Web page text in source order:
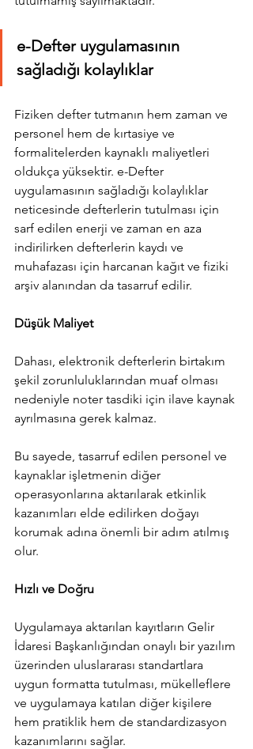
e-Defter uygulamasının
sağladığı kolaylıklar
Fiziken defter tutmanın hem zaman ve
personel hem de kırtasiye ve
formalitelerden kaynaklı maliyetleri
oldukça yüksektir. e-Defter
uygulamasının sağladığı kolaylıklar
neticesinde defterlerin tutulması için
sarf edilen enerji ve zaman en aza
indirilirken defterlerin kaydı ve
muhafazası için harcanan kağıt ve fiziki
arşiv alanından da tasarruf edilir.
Düşük Maliyet
Dahası, elektronik defterlerin birtakım
şekil zorunluluklarından muaf olması
nedeniyle noter tasdiki için ilave kaynak
ayrılmasına gerek kalmaz.
Bu sayede, tasarruf edilen personel ve
kaynaklar işletmenin diğer
operasyonlarına aktarılarak etkinlik
kazanımları elde edilirken doğayı
korumak adına önemli bir adım atılmış
olur.
Hızlı ve Doğru
Uygulamaya aktarılan kayıtların Gelir
İdaresi Başkanlığından onaylı bir yazılım
üzerinden uluslararası standartlara
uygun formatta tutulması, mükelleflere
ve uygulamaya katılan diğer kişilere
hem pratiklik hem de standardizasyon
kazanımlarını sağlar.